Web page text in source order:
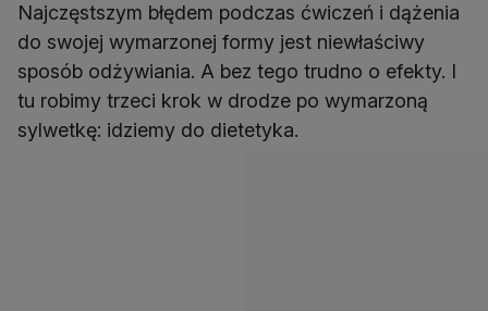
Najczęstszym błędem podczas ćwiczeń i dążenia
do swojej wymarzonej formy jest niewłaściwy
sposób odżywiania. A bez tego trudno o efekty. I
tu robimy trzeci krok w drodze po wymarzoną
sylwetkę: idziemy do dietetyka.